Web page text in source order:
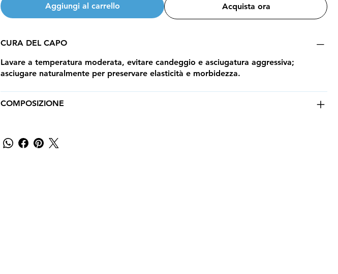
Aggiungi al carrello Acquista ora
CURA DEL CAPO
Lavare a temperatura moderata, evitare candeggio e asciugatura aggressiva;
asciugare naturalmente per preservare elasticità e morbidezza.
COMPOSIZIONE